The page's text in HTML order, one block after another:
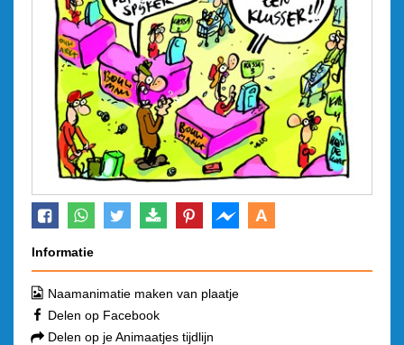
A
Informatie
Naamanimatie maken van plaatje
Delen op Facebook
Delen op je Animaatjes tijdlijn